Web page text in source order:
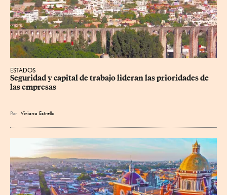
ESTADOS
Seguridad y capital de trabajo lideran las prioridades de
las empresas
Por Viviana Estrella